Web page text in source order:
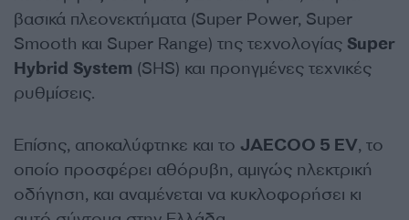
βασικά πλεονεκτήματα (Super Power, Super
Smooth και Super Range) της τεχνολογίας Super
Hybrid System (SHS) και προηγμένες τεχνικές
ρυθμίσεις.
Επίσης, αποκαλύφτηκε και το JAECOO 5 EV, το
οποίο προσφέρει αθόρυβη, αμιγώς ηλεκτρική
οδήγηση, και αναμένεται να κυκλοφορήσει κι